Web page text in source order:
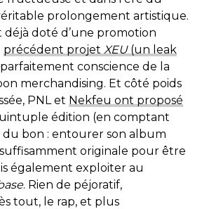
prolongement artistique.
déjà doté d’une promotion
précédent projet XEU(un leak
conscience de la
merchandising. Et côté poids
PNL et Nekfeu ont proposé
édition (en comptant
du bon : entourer son album
originale pour être
également exploiter au
. Rien de péjoratif,
tout, le rap, et plus